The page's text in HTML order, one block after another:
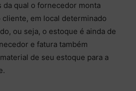
da qual o fornecedor monta
em local determinado
ou seja, o estoque é ainda de
e fatura também
de seu estoque para a